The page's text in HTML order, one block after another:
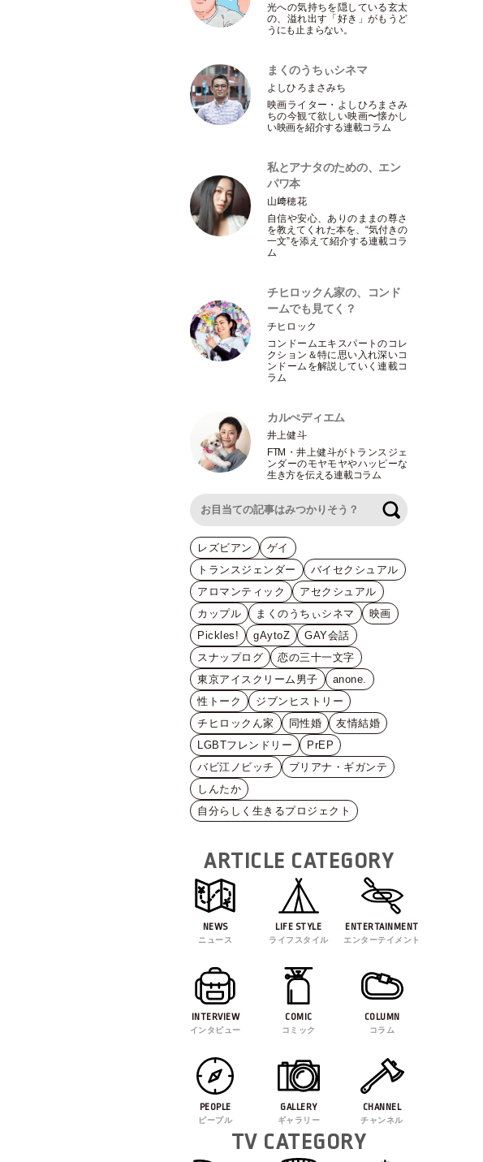
光への気持ちを隠している玄太
の、溢れ出す 「好き 」がもうど
うにも止まらない。
まくのうちぃシネマ
よしひろまさみち
映画ライター ・ よしひろまさみ
ちの今観て欲しい映画〜懐かし
い映画を紹介する連載コラム
私とアナタのための、エン
パワ本
山﨑穂花
自信や安心、ありのままの尊さ
を教えてくれた本を、“気付きの
一文”を添えて紹介する連載コラ
ム
チヒロックん家の、コンド
ームでも見てく？
チヒロック
コンドームエキスパートのコレ
クション＆特に思い入れ深いコ
ンドームを解説していく連載コ
ラム
カルぺディエム
井上健斗
FTM ・井上健斗がトランスジェ
ンダーのモヤモヤやハッピーな
生き方を伝える連載コラム
レズビアン
ゲイ
トランスジェンダー
バイセクシュアル
アロマンティック
アセクシュアル
カップル
まくのうちぃシネマ
映画
Pickles!
gAytoZ
GAY会話
スナップログ
恋の三十一文字
東京アイスクリーム男子
anone.
性トーク
ジブンヒストリー
チヒロックん家
同性婚
友情結婚
LGBTフレンドリー
PrEP
バビ江ノビッチ
ブリアナ・ギガンテ
しんたか
自分らしく生きるプロジェクト
ARTICLE CATEGORY
NEWS
ニュース
LIFE STYLE
ライフスタイル
ENTERTAINMENT
エンターテイメント
INTERVIEW
インタビュー
COMIC
コミック
COLUMN
コラム
PEOPLE
ピープル
GALLERY
ギャラリー
CHANNEL
チャンネル
TV CATEGORY